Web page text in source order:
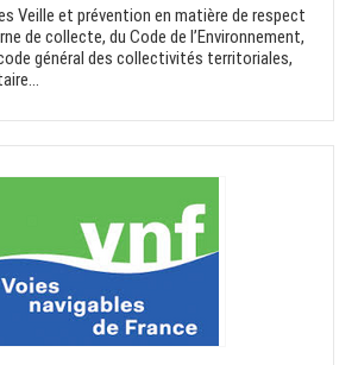
Veille et prévention en matière de respect
de collecte, du Code de l’Environnement,
général des collectivités territoriales,